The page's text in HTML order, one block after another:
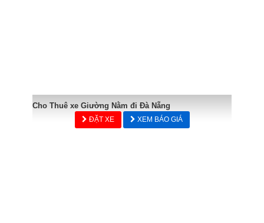
Cho Thuê xe Giường Nằm đi Đà Nẵng
ĐẶT XE XEM BÁO GIÁ